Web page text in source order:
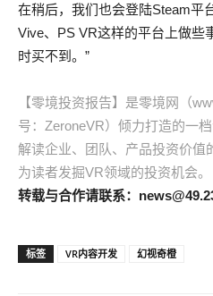
在稍后，我们也会登陆Steam平
Vive、PS VR这样的平台上做些
时买不到。”
【零境投资报告】是零境网（
号：ZeroneVR）倾力打造的一
解读企业、团队、产品投资价值
为读者发掘VR领域的投资机会。
转载与合作请联系：
标签 VR内容开发 幻视奇橙